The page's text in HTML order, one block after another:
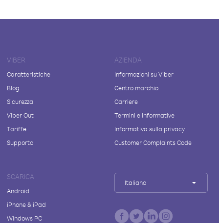
VIBER
Caratteristiche
Blog
Sicurezza
Viber Out
Tariffe
Supporto
AZIENDA
Informazioni su Viber
Centro marchio
Carriere
Termini e informative
Informativa sulla privacy
Customer Complaints Code
SCARICA
Android
iPhone & iPad
Windows PC
Italiano